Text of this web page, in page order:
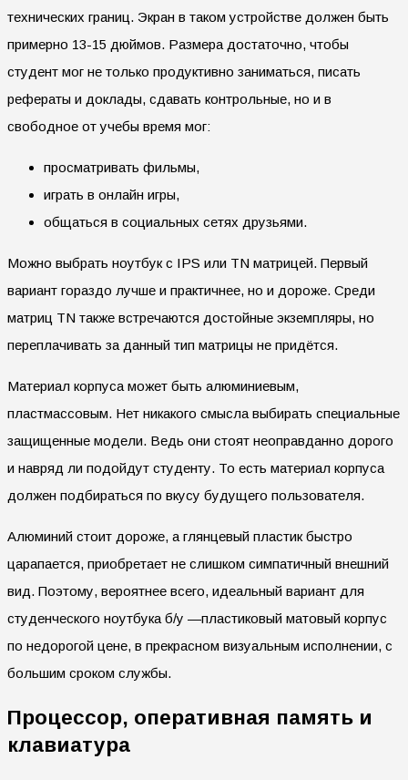
технических границ. Экран в таком устройстве должен быть
примерно 13-15 дюймов. Размера достаточно, чтобы
студент мог не только продуктивно заниматься, писать
рефераты и доклады, сдавать контрольные, но и в
свободное от учебы время мог:
просматривать фильмы,
играть в онлайн игры,
общаться в социальных сетях друзьями.
Можно выбрать ноутбук с IPS или TN матрицей. Первый
вариант гораздо лучше и практичнее, но и дороже. Среди
матриц TN также встречаются достойные экземпляры, но
переплачивать за данный тип матрицы не придётся.
Материал корпуса может быть алюминиевым,
пластмассовым. Нет никакого смысла выбирать специальные
защищенные модели. Ведь они стоят неоправданно дорого
и навряд ли подойдут студенту. То есть материал корпуса
должен подбираться по вкусу будущего пользователя.
Алюминий стоит дороже, а глянцевый пластик быстро
царапается, приобретает не слишком симпатичный внешний
вид. Поэтому, вероятнее всего, идеальный вариант для
студенческого ноутбука б/у —пластиковый матовый корпус
по недорогой цене, в прекрасном визуальным исполнении, с
большим сроком службы.
Процессор, оперативная память и
клавиатура